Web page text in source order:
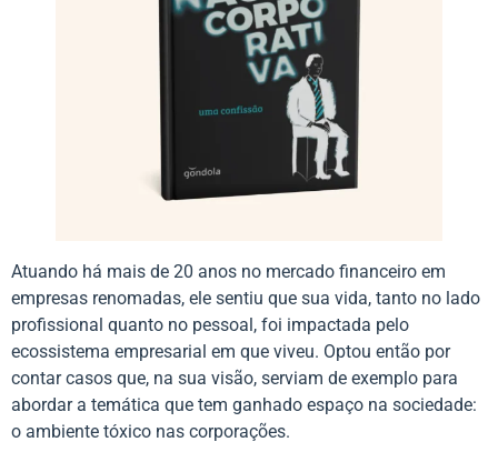
Atuando há mais de 20 anos no mercado financeiro em
empresas renomadas, ele sentiu que sua vida, tanto no lado
profissional quanto no pessoal, foi impactada pelo
ecossistema empresarial em que viveu. Optou então por
contar casos que, na sua visão, serviam de exemplo para
abordar a temática que tem ganhado espaço na sociedade:
o ambiente tóxico nas corporações.